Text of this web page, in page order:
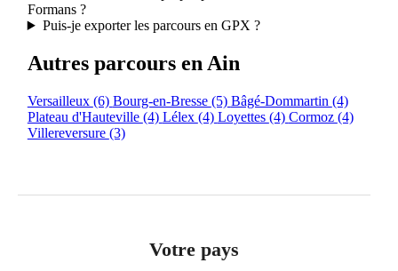
Formans ?
Puis-je exporter les parcours en GPX ?
Autres parcours en Ain
Versailleux (6) Bourg-en-Bresse (5) Bâgé-Dommartin (4)
Plateau d'Hauteville (4) Lélex (4) Loyettes (4) Cormoz (4)
Villereversure (3)
Votre pays